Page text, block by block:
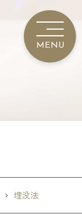
埋没法